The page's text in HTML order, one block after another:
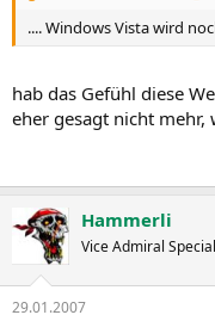
.... Windows Vista wird
hab das Gefühl diese
eher gesagt nicht mehr,
Hammerli
Vice Admiral Special
29.01.2007